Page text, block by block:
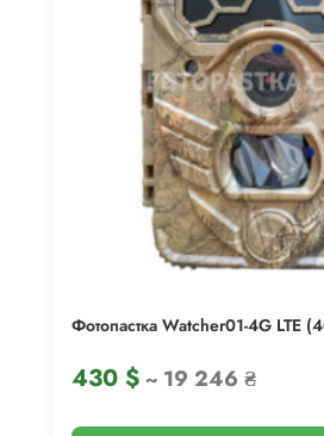
Фотопастка Watcher01-4G LTE
430 $~ 19 246 ₴